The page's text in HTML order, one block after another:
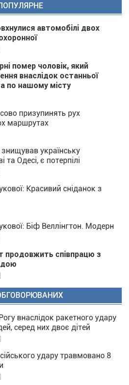
автомобілі двох
помер чоловік, який
внаслідок останньої
по нашому місту
призупинять рух
маршрутах
українську
та Одесі, є потерпілі
Красивий сніданок з
Біф Веллінгтон. Модерн
продовжить співпрацю з
внаслідок ракетного удару
серед них двоє дітей
удару травмовано 8